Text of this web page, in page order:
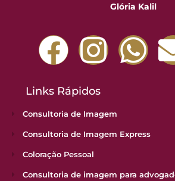
Glória Kalil
Links Rápidos
Consultoria de Imagem
Consultoria de Imagem Express
Coloração Pessoal
Consultoria de imagem para